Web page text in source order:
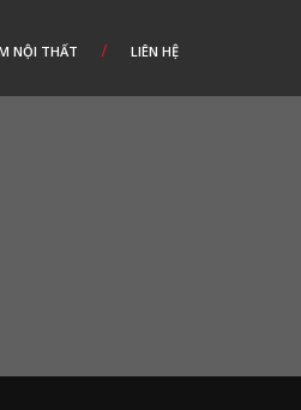
NỘI THẤT LIÊN HỆ